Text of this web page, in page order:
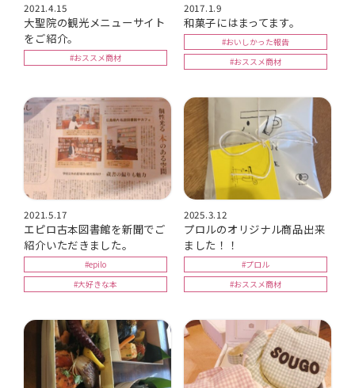
2021.4.15
大聖院の観光メニューサイト
をご紹介。
#おススメ商材
2017.1.9
和菓子にはまってます。
#おいしかった報告
#おススメ商材
2021.5.17
エピロ古本図書館を新聞でご
紹介いただきました。
#epilo
#大好きな本
2025.3.12
プロルのオリジナル商品出来
ました！！
#プロル
#おススメ商材